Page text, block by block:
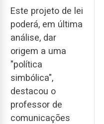
Este projeto de lei
poderá, em última
análise, dar
origem a uma
"política
simbólica",
destacou o
professor de
comunicações